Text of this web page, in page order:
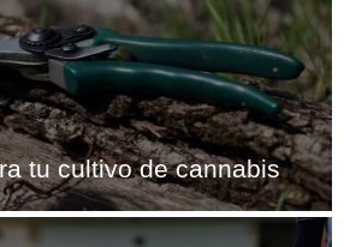
tu cultivo de cannabis